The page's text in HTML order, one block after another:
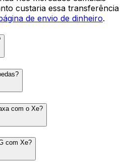
custaria essa transferência
de envio de dinheiro.
com o Xe?
com Xe?